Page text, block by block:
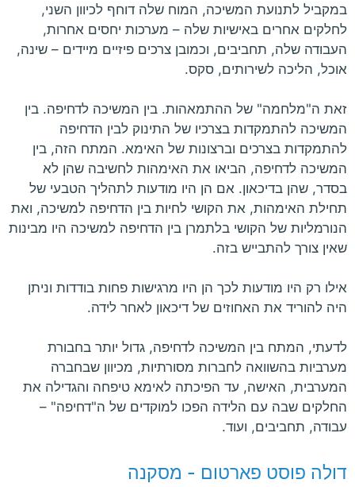
במקביל לתנועת המשיכה, המוח שלה דוחף לכיוון השני,
לחלקים אחרים באישיות שלה – מערכות יחסים אחרות,
העבודה שלה, תחביבים, וכמובן צרכים פיזיים מיידים – שינה,
אוכל, הליכה לשירותים, סקס.
זאת ה"מלחמה" של ההתמאהות. בין המשיכה לדחיפה. בין
המשיכה להתמקדות בצרכיו של התינוק לבין הדחיפה
להתמקדות בצרכים וברצונות של האימא. המתח הזה, בין
המשיכה לדחיפה, הביאו את האימהות לחשיבה שהן לא
בסדר, שהן בדיכאון. אם הן היו מודעות לתהליך הטבעי של
תחילת האימהות, את הקושי לחיות בין הדחיפה למשיכה, ואת
הנורמליות של הקושי בלתמרן בין הדחיפה למשיכה היו מבינות
שאין צורך להתבייש בזה.
אילו רק היו מודעות לכך הן היו מרגישות פחות בודדות וניתן
היה להוריד את האחוזים של דיכאון לאחר לידה.
לדעתי, המתח בין המשיכה לדחיפה, גדול יותר בחבורת
מערביות בהשוואה לחברות מסורתיות, מכיוון שבחברה
המערבית, האישה, עד הפיכתה לאימא טיפחה והגדילה את
החלקים שבה עם הלידה הפכו למוקדים של ה"דחיפה" –
עבודה, תחביבים, ועוד.
דולה פוסט פארטום - מסקנה